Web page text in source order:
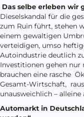
Das selbe erleben wir
Dieselskandal für die
zum Ruin führt, stehen
einem gewaltigen
verteidigen, umso
Autoindustrie deutlich
Investitionen gehen nur
brauchen eine rasche
Gesamt-Wirtschaft,
unausweichlich –
Automarkt in